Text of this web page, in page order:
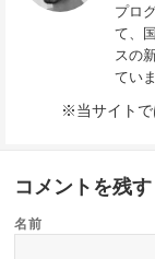
プロ
て、
スの
てい
※当サイトで
コメントを残す
名前